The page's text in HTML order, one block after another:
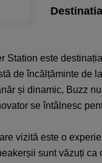
Station este
de încălțăminte de
și dinamic, Buzz
se întâlnesc
vizită este o
sunt văzuți ca